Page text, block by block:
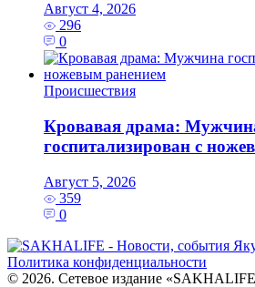
Август 4, 2026
296
0
Происшествия
Кровавая драма:
госпитализирован с
Август 5, 2026
359
0
Политика конфиденциальности
© 2026. Сетевое издание